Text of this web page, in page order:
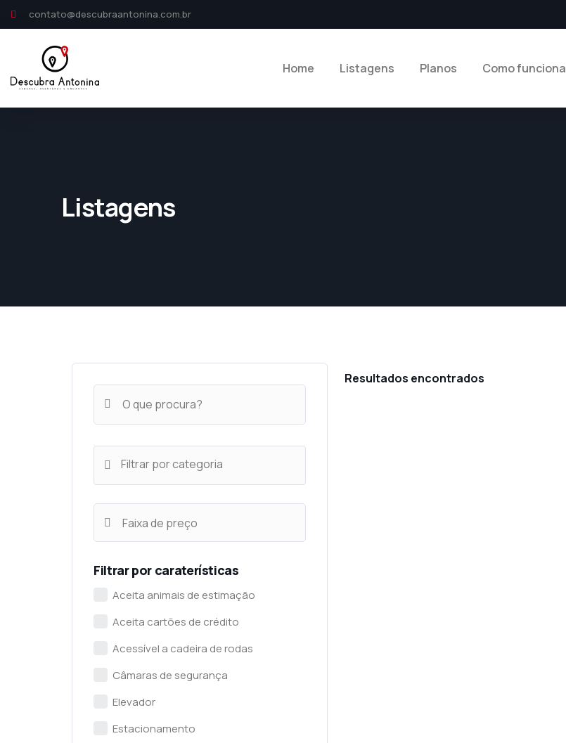
contato@descubraantonina.com.br
Home Listagens Planos Como funciona
Listagens
Filtrar por categoria
Filtrar por caraterísticas
Aceita animais de estimação
Aceita cartões de crédito
Acessível a cadeira de rodas
Câmaras de segurança
Elevador
Estacionamento
Resultados encontrados